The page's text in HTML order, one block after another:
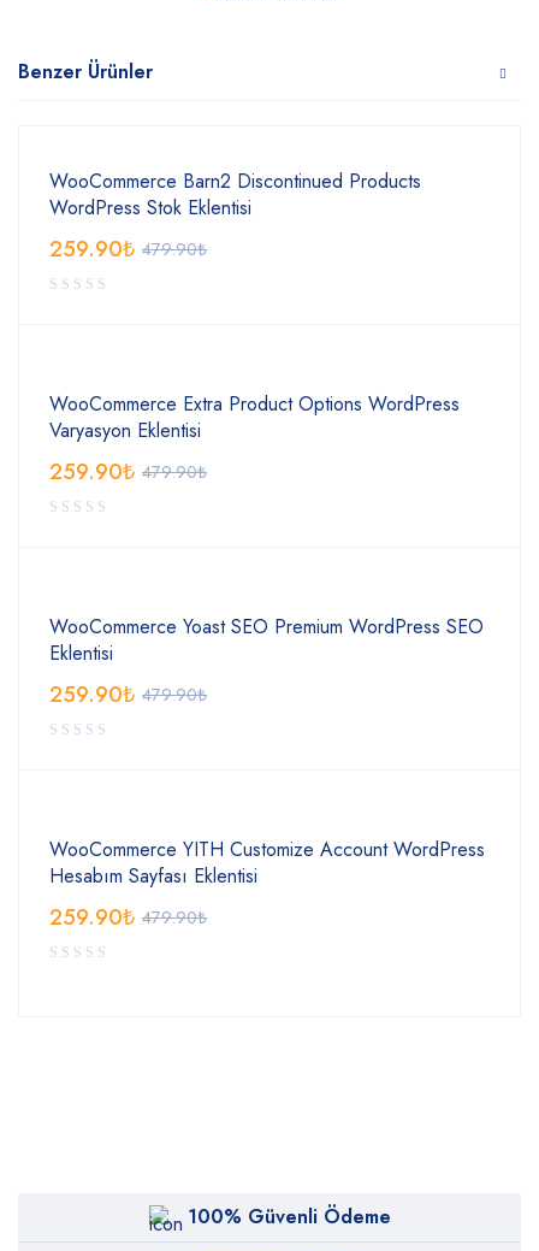
Benzer Ürünler
WooCommerce Barn2 Discontinued Products
WordPress Stok Eklentisi
479.90₺
259.90₺
WooCommerce Extra Product Options WordPress
Varyasyon Eklentisi
479.90₺
259.90₺
WooCommerce Yoast SEO Premium WordPress SEO
Eklentisi
479.90₺
259.90₺
WooCommerce YITH Customize Account WordPress
Hesabım Sayfası Eklentisi
479.90₺
259.90₺
100% Güvenli Ödeme